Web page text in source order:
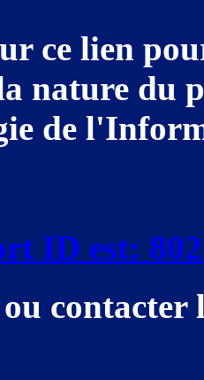
ce lien
nature du
de
ID est:
ou contacter